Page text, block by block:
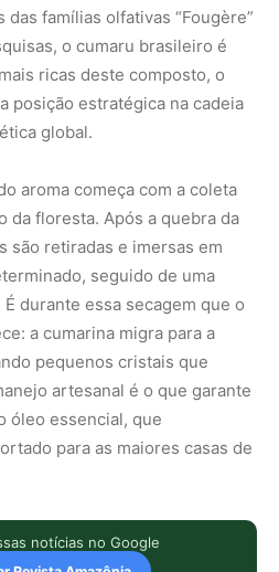
famílias olfativas “Fougère”
o cumaru brasileiro é
ricas deste composto, o
posição estratégica na cadeia
global.
aroma começa com a coleta
da floresta. Após a quebra da
são retiradas e imersas em
seguido de uma
durante essa secagem que o
a cumarina migra para a
pequenos cristais que
artesanal é o que garante
óleo essencial, que
para as maiores casas de
notícias no Google